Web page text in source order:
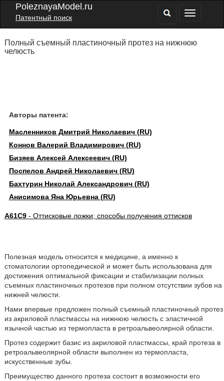
PoleznayaModel.ru
Патентный поиск
Полный съемный пластиночный протез на нижнюю
челюсть
Авторы патента:
Масленников Дмитрий Николаевич (RU)
Коннов Валерий Владимирович (RU)
Бизяев Алексей Алексеевич (RU)
Поспелов Андрей Николаевич (RU)
Бахтурин Николай Александрович (RU)
Анисимова Яна Юрьевна (RU)
A61C9- Оттисковые ложки; способы получения оттисков
Полезная модель относится к медицине, а именно к
стоматологии ортопедической и может быть использована для
достижения оптимальной фиксации и стабилизации полных
съемных пластиночных протезов при полном отсутствии зубов на
нижней челюсти.
Нами впервые предложен полный съемный пластиночный протез
из акриловой пластмассы на нижнюю челюсть с эластичной
язычной частью из термопласта в ретроальвеолярной области.
Протез содержит базис из акриловой пластмассы, край протеза в
ретроальвеолярной области выполнен из термопласта,
искусственные зубы.
Преимущество данного протеза состоит в возможности его